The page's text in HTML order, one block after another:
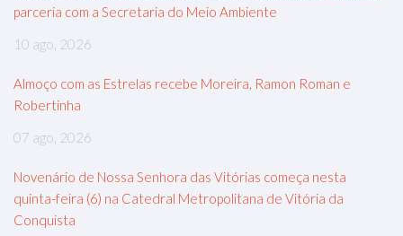
parceria com a Secretaria do Meio Ambiente
10 ago, 2026
Almoço com as Estrelas recebe Moreira, Ramon Roman e
Robertinha
07 ago, 2026
Novenário de Nossa Senhora das Vitórias começa nesta
quinta-feira (6) na Catedral Metropolitana de Vitória da
Conquista